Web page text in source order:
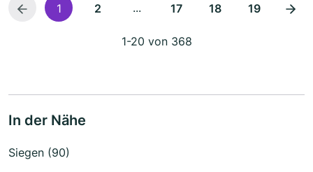
1 2 ... 17 18 19
1-20 von 368
In der Nähe
Siegen (90)